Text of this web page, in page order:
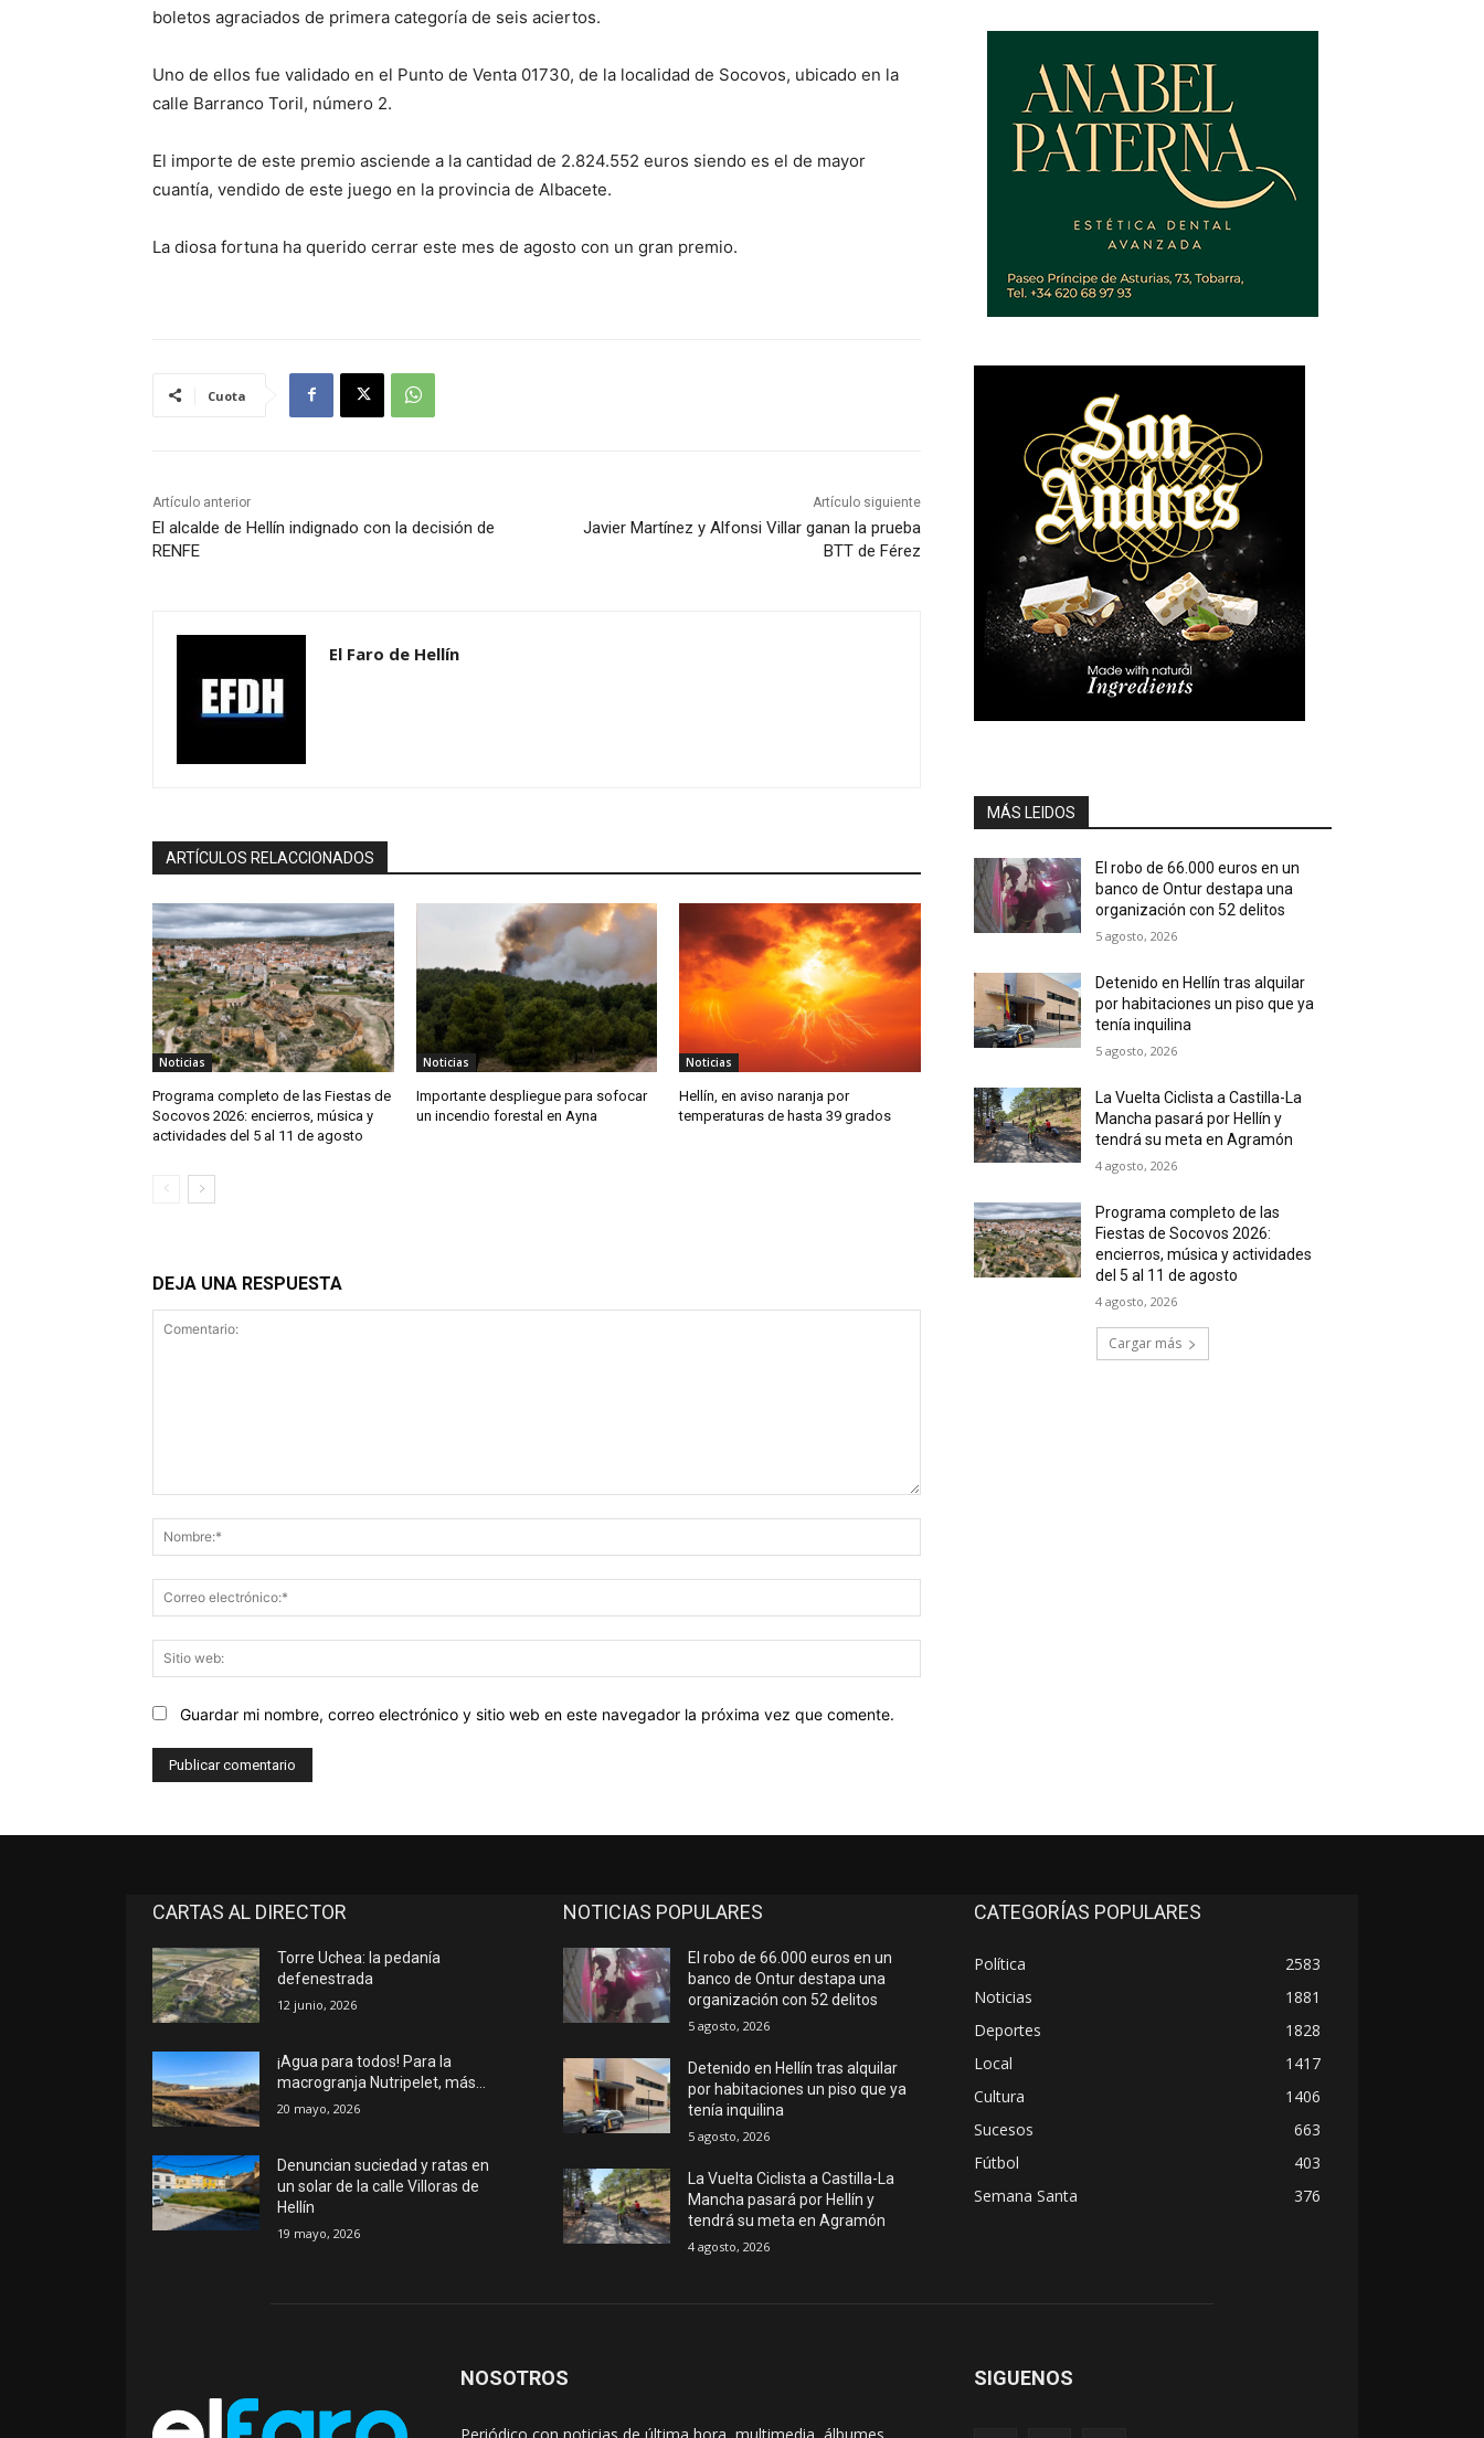
boletos agraciados de primera categoría de seis aciertos.
Uno de ellos fue validado en el Punto de Venta 01730, de la localidad de Socovos, ubicado en la
calle Barranco Toril, número 2.
El importe de este premio asciende a la cantidad de 2.824.552 euros siendo es el de mayor
cuantía, vendido de este juego en la provincia de Albacete.
La diosa fortuna ha querido cerrar este mes de agosto con un gran premio.
Cuota
Artículo anterior
El alcalde de Hellín indignado con la decisión de
RENFE
Artículo siguiente
Javier Martínez y Alfonsi Villar ganan la prueba
BTT de Férez
El Faro de Hellín
ARTÍCULOS RELACCIONADOS
Noticias
Programa completo de las Fiestas de
Socovos 2026: encierros, música y
actividades del 5 al 11 de agosto
Noticias
Importante despliegue para sofocar
un incendio forestal en Ayna
Noticias
Hellín, en aviso naranja por
temperaturas de hasta 39 grados
DEJA UNA RESPUESTA
electrónico:*
web:
Guardar mi nombre, correo electrónico y sitio web en este navegador la próxima vez que comente.
MÁS LEIDOS
El robo de 66.000 euros en un
banco de Ontur destapa una
organización con 52 delitos
5 agosto, 2026
Detenido en Hellín tras alquilar
por habitaciones un piso que ya
tenía inquilina
5 agosto, 2026
La Vuelta Ciclista a Castilla-La
Mancha pasará por Hellín y
tendrá su meta en Agramón
4 agosto, 2026
Programa completo de las
Fiestas de Socovos 2026:
encierros, música y actividades
del 5 al 11 de agosto
4 agosto, 2026
Cargar más
CARTAS AL DIRECTOR
Torre Uchea: la pedanía
defenestrada
12 junio, 2026
¡Agua para todos! Para la
macrogranja Nutripelet, más…
20 mayo, 2026
Denuncian suciedad y ratas en
un solar de la calle Villoras de
Hellín
19 mayo, 2026
NOTICIAS POPULARES
El robo de 66.000 euros en un
banco de Ontur destapa una
organización con 52 delitos
5 agosto, 2026
Detenido en Hellín tras alquilar
por habitaciones un piso que ya
tenía inquilina
5 agosto, 2026
La Vuelta Ciclista a Castilla-La
Mancha pasará por Hellín y
tendrá su meta en Agramón
4 agosto, 2026
CATEGORÍAS POPULARES
Política
2583
Noticias
1881
Deportes
1828
Local
1417
Cultura
1406
Sucesos
663
Fútbol
403
Semana Santa
376
NOSOTROS SIGUENOS